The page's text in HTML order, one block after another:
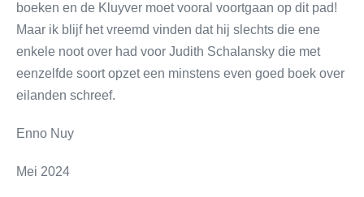
boeken en de Kluyver moet vooral voortgaan op dit pad!
Maar ik blijf het vreemd vinden dat hij slechts die ene
enkele noot over had voor Judith Schalansky die met
eenzelfde soort opzet een minstens even goed boek over
eilanden schreef.
Enno Nuy
Mei 2024